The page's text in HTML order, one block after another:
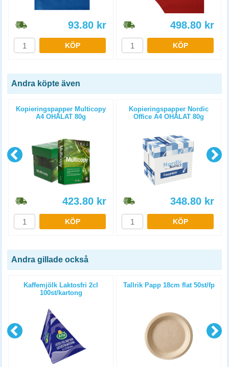
93.80 kr
KÖP
498.80 kr
KÖP
Andra köpte även
Kopieringspapper Multicopy
A4 OHÅLAT 80g
423.80 kr
KÖP
Kopieringspapper Nordic
Office A4 OHÅLAT 80g
348.80 kr
KÖP
Andra gillade också
Kaffemjölk Laktosfri 2cl
100st/kartong
Tallrik Papp 18cm flat 50st/fp